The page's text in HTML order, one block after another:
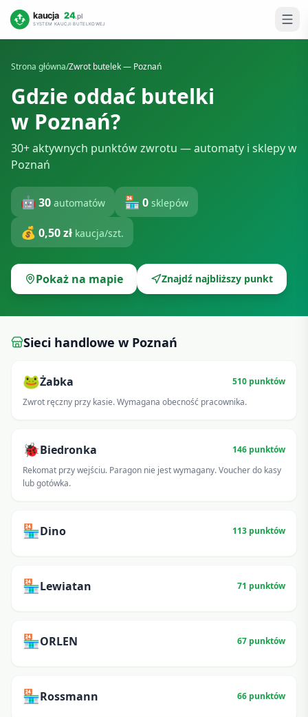
Strona główna/Zwrot butelek — Poznań
Gdzie oddać butelki
w Poznań?
30+ aktywnych punktów zwrotu — automaty i sklepy w
Poznań
🤖 30 automatów 🏪 0 sklepów
💰 0,50 zł kaucja/szt.
Pokaż na mapie Znajdź najbliższy punkt
Sieci handlowe w Poznań
🐸Żabka 510 punktów
Zwrot ręczny przy kasie. Wymagana obecność pracownika.
🐞Biedronka 146 punktów
Rekomat przy wejściu. Paragon nie jest wymagany. Voucher do kasy
lub gotówka.
🏪Dino 113 punktów
🏪Lewiatan 71 punktów
🏪ORLEN 67 punktów
🏪Rossmann 66 punktów